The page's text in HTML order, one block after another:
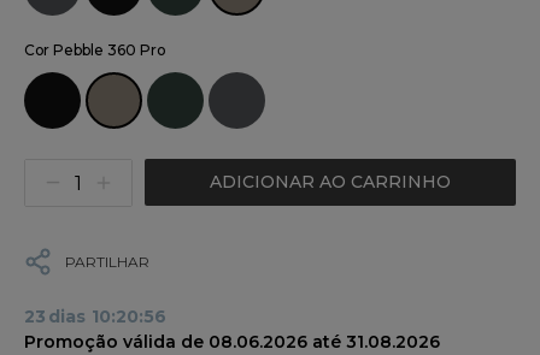
Cor Pebble 360 Pro
ADICIONAR AO CARRINHO
PARTILHAR
23 dias 10:20:55
Promoção válida de 08.06.2026 até 31.08.2026